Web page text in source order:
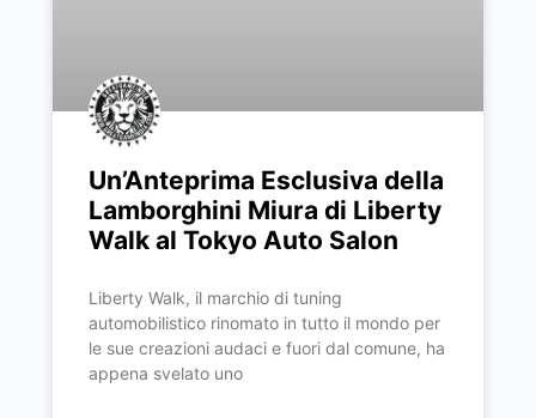
Un’Anteprima Esclusiva della
Lamborghini Miura di Liberty
Walk al Tokyo Auto Salon
Liberty Walk, il marchio di tuning
automobilistico rinomato in tutto il mondo per
le sue creazioni audaci e fuori dal comune, ha
appena svelato uno